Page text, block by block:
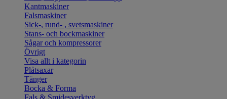
Kantmaskiner
Falsmaskiner
Sick-, rund- , svetsmaskiner
Stans- och bockmaskiner
Sågar och kompressorer
Övrigt
Visa allt i kategorin
Plåtsaxar
Tänger
Bocka & Forma
Fals & Smidesverktyg